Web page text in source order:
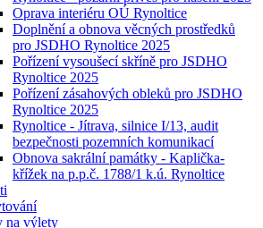
Oprava interiéru OÚ Rynoltice
Doplnění a obnova věcných prostředků
pro JSDHO Rynoltice 2025
Pořízení vysoušecí skříně pro JSDHO
Rynoltice 2025
Pořízení zásahových obleků pro JSDHO
Rynoltice 2025
Rynoltice - Jítrava, silnice I/13, audit
bezpečnosti pozemních komunikací
Obnova sakrální památky - Kaplička-
křížek na p.p.č. 1788/1 k.ú. Rynoltice
na výlety